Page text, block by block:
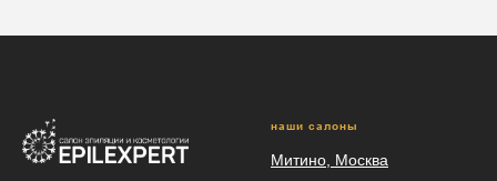
наши салоны
Митино, Москва